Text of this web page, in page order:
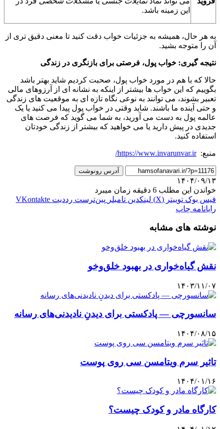
این زمینه باشد.
به هر حال، همیشه به جزئیات خواب دقت کنید تا معنی دقیق تری از
آن را متوجه بشید.
نتیجه گیری: خواب پول، فرصتی برای بازنگری در زندگی
حالا که با هم در مورد خواب پول، صحبت کردیم شاید بهتر باشد
بگوییم که این خواب ها بیشتر از اینکه به نشانه ‌ای از آرزوهای مالی
تعبیر بشوند، می توانند به نوعی نگاه تازه ای به موقعیت های زندگی
و حتی آینده ما باشند. شاید وقتی در خواب پول پیدا می کنید یا یک
عالمه پول به دست می آورید، به شما می گوید که فرصت های
جدیدی در پیش دارید یا می خواهید که بیشتر از زندگی خودتان
استفاده کنید.
منبع:https://www.invarunvar.ir/
آدرس رونوشت
۱۴۰۴/۰۹/۱۳
خواندن این مطلب 6 دقیقه زمان میبرد
فیس بوک توییتر (X) لینکدین ‫تامبلر ‫پین‌ترست ‫رددیت ‫VKontakte
رایانامه چاپ
نوشته های مشابه
نقش گیاه‌خواری در بهبود خلق‌وخو
۱۴۰۳/۱۱/۰۷
سانسورچی — پادکستی برای دیدنِ نادیدنی‌های رسانه
۱۴۰۴/۰۸/۱۵
تاثیر سرم ویتامسن سی روی پوست
۱۴۰۴/۰۱/۱۶
کارگاه مادر و کودک چیست؟